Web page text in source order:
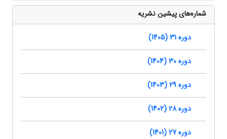
شماره‌های پیشین نشریه
دوره 31 (1405)
دوره 30 (1404)
دوره 29 (1403)
دوره 28 (1402)
دوره 27 (1401)